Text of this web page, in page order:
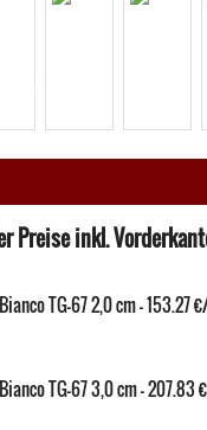
Preise inkl.
TG-67 2,0 cm -
TG-67 3,0 cm -